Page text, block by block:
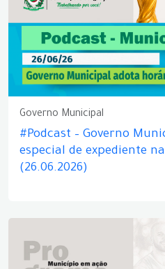
Governo Municipal
#Podcast – Governo
especial de expediente
(26.06.2026)